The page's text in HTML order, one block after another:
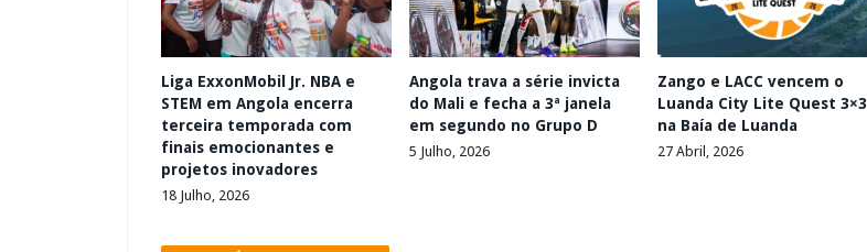
Liga ExxonMobil Jr. NBA e
STEM em Angola encerra
terceira temporada com
finais emocionantes e
projetos inovadores
18 Julho, 2026
Angola trava a série invicta
do Mali e fecha a 3ª janela
em segundo no Grupo D
5 Julho, 2026
Zango e LACC vencem o
Luanda City Lite Quest 3×3
na Baía de Luanda
27 Abril, 2026